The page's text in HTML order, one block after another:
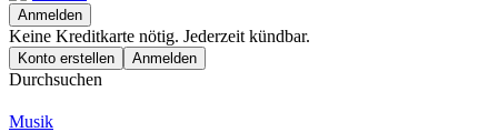
Anmelden
Keine Kreditkarte nötig. Jederzeit kündbar.
Konto erstellen Anmelden
Durchsuchen
Musik